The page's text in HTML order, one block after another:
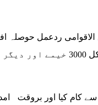
ترسیلات میں، چار چینی طیاروں نے